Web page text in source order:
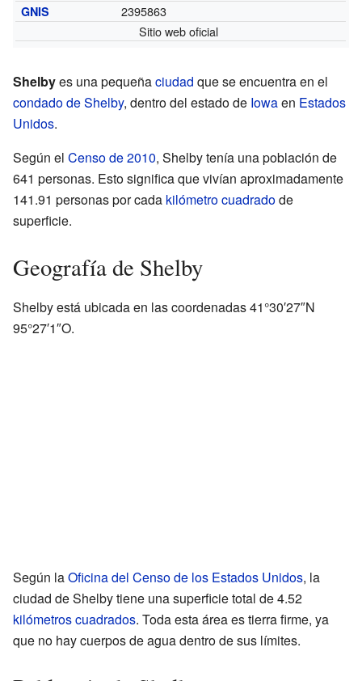
GNIS
2395863
Sitio web oficial
Shelbyes una pequeñaciudad que se encuentra en el
condado de Shelby, dentro del estado de Iowaen Estados
Unidos.
Según el Censo de 2010, Shelby tenía una población de
641 personas. Esto significa que vivían aproximadamente
141.91 personas por cada kilómetro cuadradode
superficie.
Geografía de Shelby
Shelby está ubicada en las coordenadas41°30′27″N
95°27′1″O.
Según laOficina del Censo de los Estados Unidos, la
ciudad de Shelby tiene una superficie total de 4.52
kilómetros cuadrados. Toda esta área es tierra firme, ya
que no hay cuerpos de agua dentro de sus límites.